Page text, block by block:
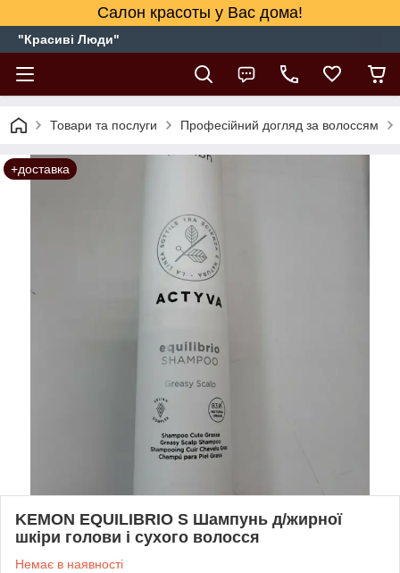
Салон красоты у Вас дома!
"Красиві Люди"
Товари та послуги Професійний догляд за волоссям
+доставка
KEMON EQUILIBRIO S Шампунь д/жирної
шкіри голови і сухого волосся
Немає в наявності